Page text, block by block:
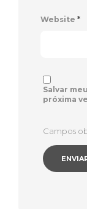
Website *
Salvar
próxima
Campos